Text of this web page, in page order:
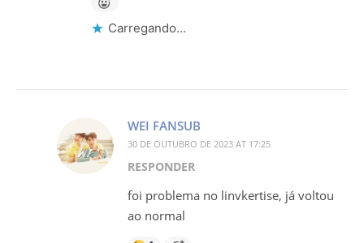
Carregando...
WEI FANSUB
30 DE OUTUBRO DE 2023 AT 17:25
RESPONDER
foi problema no linvkertise, já voltou
ao normal